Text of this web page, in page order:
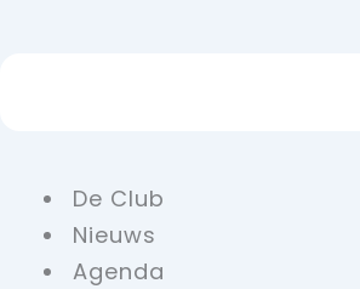
De Club
Nieuws
Agenda